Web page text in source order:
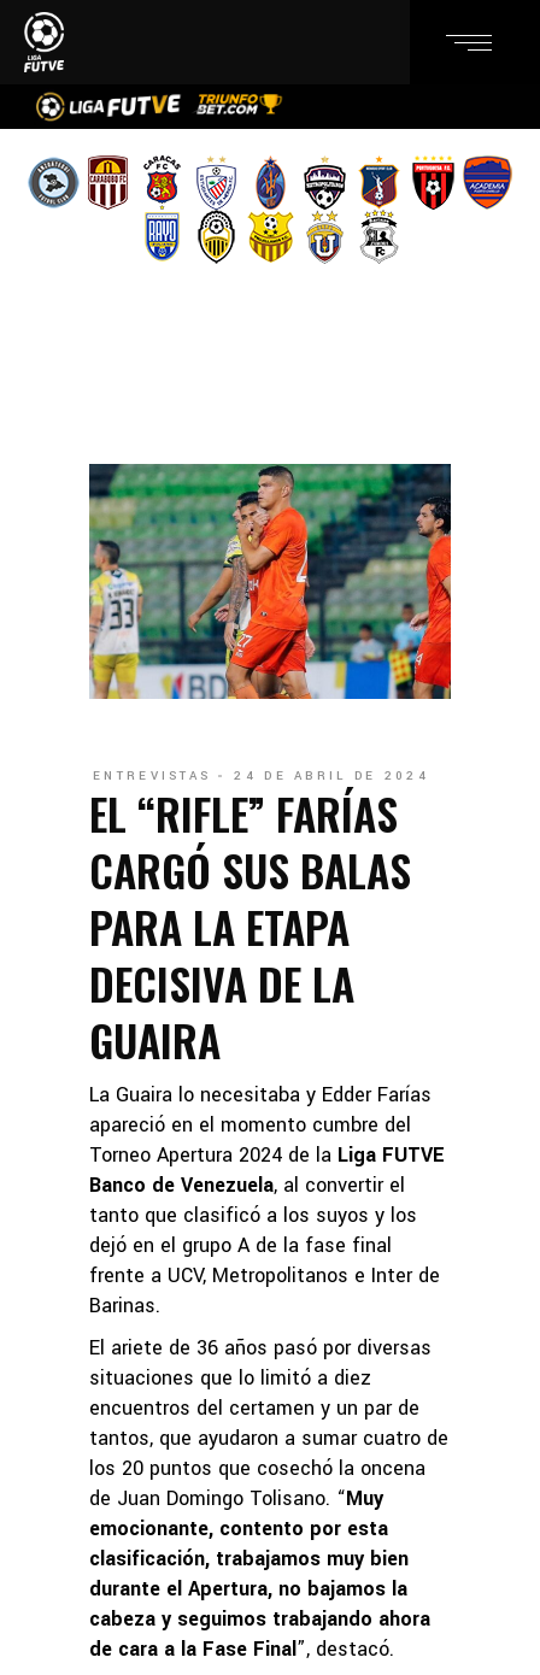
ENTREVISTAS 24 DE ABRIL DE 2024
EL “RIFLE” FARÍAS
CARGÓ SUS BALAS
PARA LA ETAPA
DECISIVA DE LA
GUAIRA
La Guaira lo necesitaba y Edder Farías
apareció en el momento cumbre del
Torneo Apertura 2024 de la Liga FUTVE
Banco de Venezuela, al convertir el
tanto que clasificó a los suyos y los
dejó en el grupo A de la fase final
frente a UCV, Metropolitanos e Inter de
Barinas.
El ariete de 36 años pasó por diversas
situaciones que lo limitó a diez
encuentros del certamen y un par de
tantos, que ayudaron a sumar cuatro de
los 20 puntos que cosechó la oncena
de Juan Domingo Tolisano. “Muy
emocionante, contento por esta
clasificación, trabajamos muy bien
durante el Apertura, no bajamos la
cabeza y seguimos trabajando ahora
de cara a la Fase Final”, destacó.